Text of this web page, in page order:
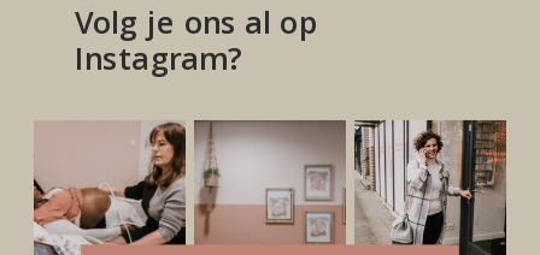
Volg je ons al op
Instagram?